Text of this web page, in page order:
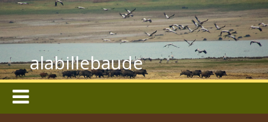
alabillebaude